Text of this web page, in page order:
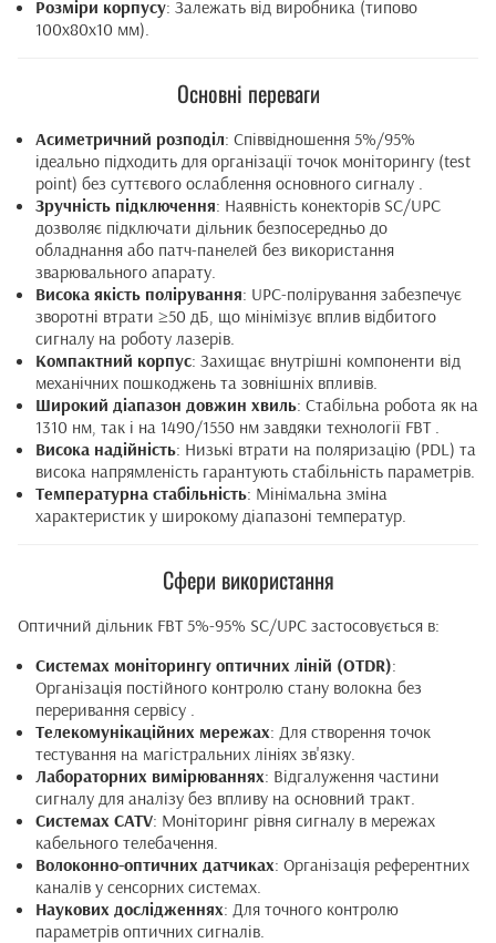
Розміри корпусу: Залежать від виробника (типово
100x80x10 мм).
Основні переваги
Асиметричний розподіл: Співвідношення 5%/95%
ідеально підходить для організації точок моніторингу (test
point) без суттєвого ослаблення основного сигналу .
Зручність підключення: Наявність конекторів SC/UPC
дозволяє підключати дільник безпосередньо до
обладнання або патч-панелей без використання
зварювального апарату.
Висока якість полірування: UPC-полірування забезпечує
зворотні втрати ≥50 дБ, що мінімізує вплив відбитого
сигналу на роботу лазерів.
Компактний корпус: Захищає внутрішні компоненти від
механічних пошкоджень та зовнішніх впливів.
Широкий діапазон довжин хвиль: Стабільна робота як на
1310 нм, так і на 1490/1550 нм завдяки технології FBT .
Висока надійність: Низькі втрати на поляризацію (PDL) та
висока напрямленість гарантують стабільність параметрів.
Температурна стабільність: Мінімальна зміна
характеристик у широкому діапазоні температур.
Сфери використання
Оптичний дільник FBT 5%-95% SC/UPC застосовується в:
Системах моніторингу оптичних ліній (OTDR):
Організація постійного контролю стану волокна без
переривання сервісу .
Телекомунікаційних мережах: Для створення точок
тестування на магістральних лініях зв'язку.
Лабораторних вимірюваннях: Відгалуження частини
сигналу для аналізу без впливу на основний тракт.
Системах CATV: Моніторинг рівня сигналу в мережах
кабельного телебачення.
Волоконно-оптичних датчиках: Організація референтних
каналів у сенсорних системах.
Наукових дослідженнях: Для точного контролю
параметрів оптичних сигналів.